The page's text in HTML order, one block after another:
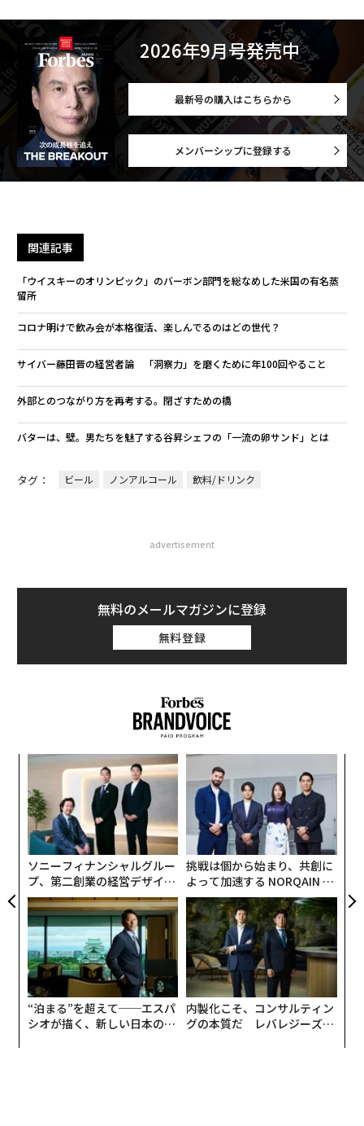
2026年9月号発売中
最新号の購入はこちらから
メンバーシップに登録する
関連記事
「ウイスキーのオリンピック」のバーボン部門を総なめした米国の有名蒸
留所
コロナ明けで飲み会が本格復活、楽しんでるのはどの世代？
サイバー藤田晋の経営者論 「洞察力」を磨くために年100回やること
外部とのつながり方を再考する。閉ざすための橋
バターは、壁。男たちを魅了する谷昇シェフの「一流の卵サンド」とは
タグ： ビール ノンアルコール 飲料/ドリンク
advertisement
無料のメールマガジンに登録
無料登録
ソニーフィナンシャルグルー
プ、第二創業の経営デザイン
──カギは意志を引き出し、
束ね、共創すること
挑戦は個から始まり、共創に
よって加速する NORQAIN JA
PAN 特別座談会
“泊まる”を超えて──エスパ
シオが描く、新しい日本のラ
内製化こそ、コンサルティン
グの本質だ レバレジーズが